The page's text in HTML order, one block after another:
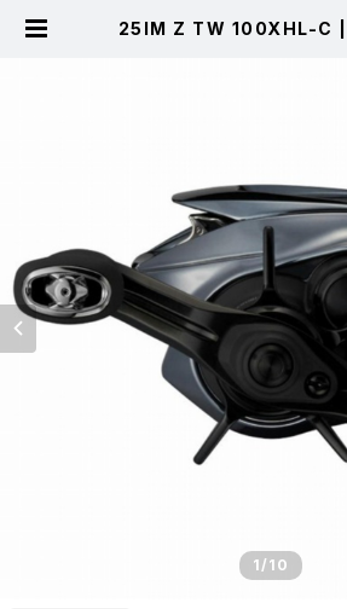
25IM Z TW 100XHL-C |
1/10